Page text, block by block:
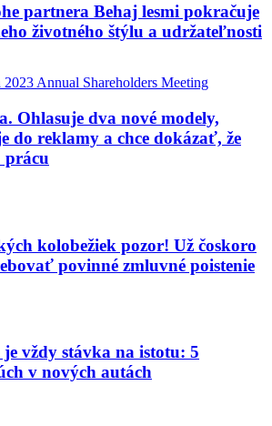
partnera Behaj lesmi pokračuje
životného štýlu a udržateľnosti
Ohlasuje dva nové modely,
do reklamy a chce dokázať, že
prácu
kolobežiek pozor! Už čoskoro
povinné zmluvné poistenie
vždy stávka na istotu: 5
v nových autách